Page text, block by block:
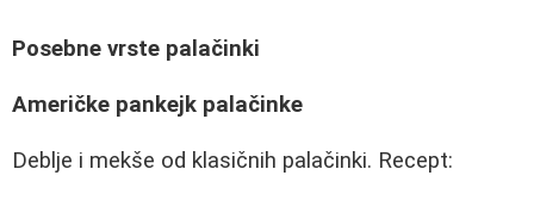
Posebne vrste palačinki
Američke pankejk palačinke
Deblje i mekše od klasičnih palačinki. Recept: